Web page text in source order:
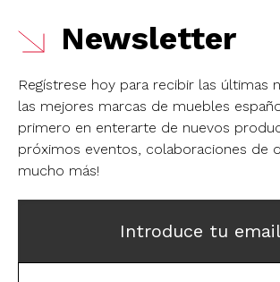
Newsletter
Regístrese hoy para recibir las últimas
las mejores marcas de muebles
primero en enterarte de nuevos
próximos eventos, colaboraciones de
mucho más!
Introduce tu email